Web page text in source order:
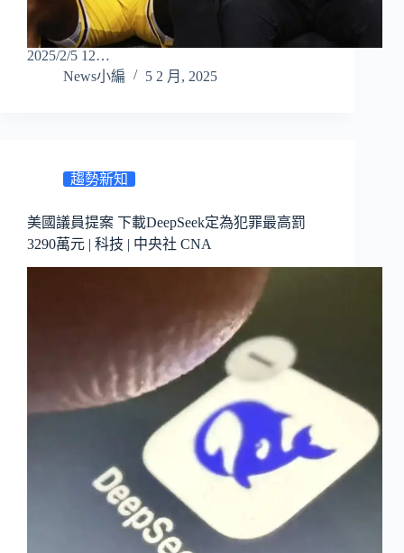
2025/2/5 12…
News小編
5 2 月, 2025
趨勢新知
美國議員提案 下載DeepSeek定為犯罪最高罰
3290萬元 | 科技 | 中央社 CNA